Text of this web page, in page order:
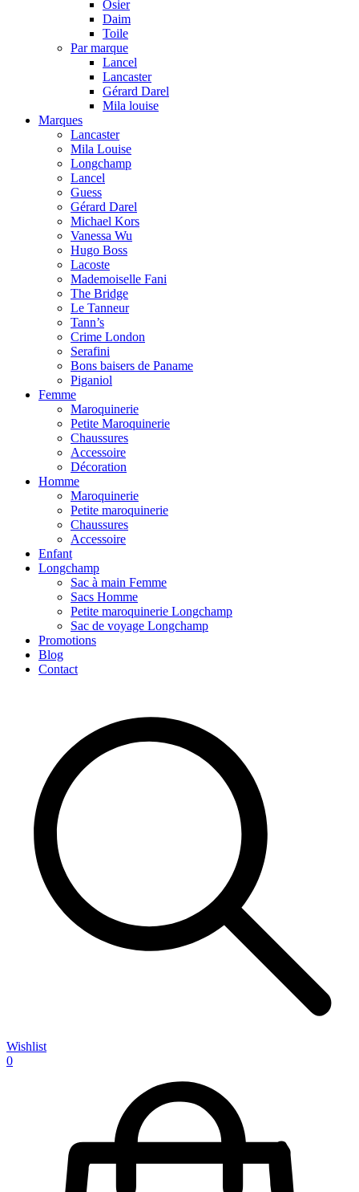
Osier
Daim
Toile
Par marque
Lancel
Lancaster
Gérard Darel
Mila louise
Marques
Lancaster
Mila Louise
Longchamp
Lancel
Guess
Gérard Darel
Michael Kors
Vanessa Wu
Hugo Boss
Lacoste
Mademoiselle Fani
The Bridge
Le Tanneur
Tann’s
Crime London
Serafini
Bons baisers de Paname
Piganiol
Femme
Maroquinerie
Petite Maroquinerie
Chaussures
Accessoire
Décoration
Homme
Maroquinerie
Petite maroquinerie
Chaussures
Accessoire
Enfant
Longchamp
Sac à main Femme
Sacs Homme
Petite maroquinerie Longchamp
Sac de voyage Longchamp
Promotions
Blog
Contact
Wishlist
0